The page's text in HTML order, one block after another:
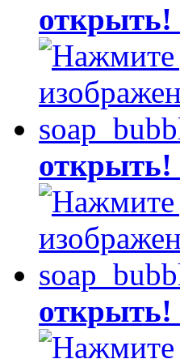
открыть!
открыть!
открыть!